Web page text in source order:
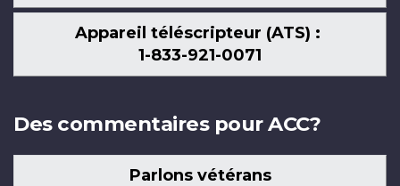
Appareil téléscripteur (ATS) :
1-833-921-0071
Des commentaires pour ACC?
Parlons vétérans